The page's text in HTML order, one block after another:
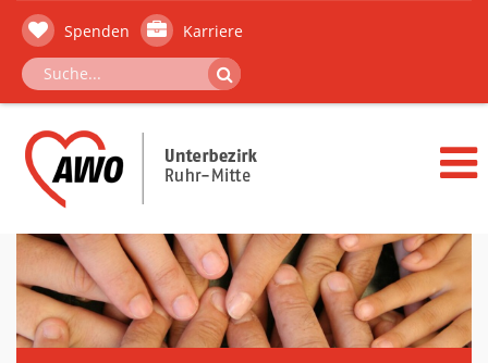
Spenden Karriere